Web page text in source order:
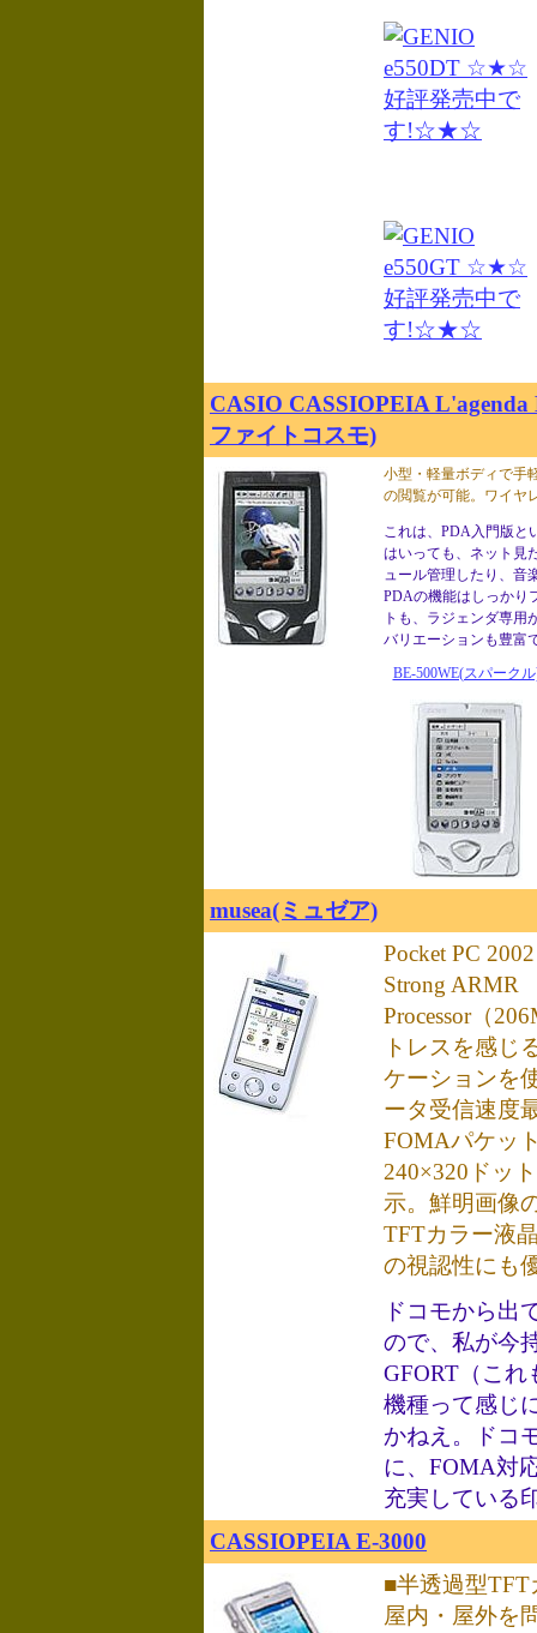
CASIO CASSIOPEIA L'agenda
ファイトコスモ)
小型・軽量ボディで手
の閲覧が可能。ワイヤ
これは、PDA入門版と
はいっても、ネット見
ュール管理したり、音
PDAの機能はしっかり
トも、ラジェンダ専用
バリエーションも豊富
BE-500WE(スパーク
musea(ミュゼア)
Pocket PC
Strong ARMR
Processor（
トレスを感じ
ケーションを
ータ受信速度
FOMAパケッ
240×320ドッ
示。鮮明画像
TFTカラー液
の視認性にも
ドコモから出
ので、私が今
GFORT（こ
機種って感じ
かねえ。ドコ
に、FOMA対
充実している
CASSIOPEIA E-3000
■半透過型TFT
屋内・屋外を